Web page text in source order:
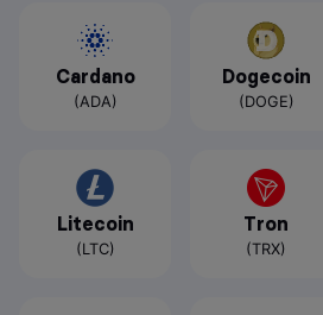
Cardano
(ADA)
Dogecoin
(DOGE)
Litecoin
(LTC)
Tron
(TRX)